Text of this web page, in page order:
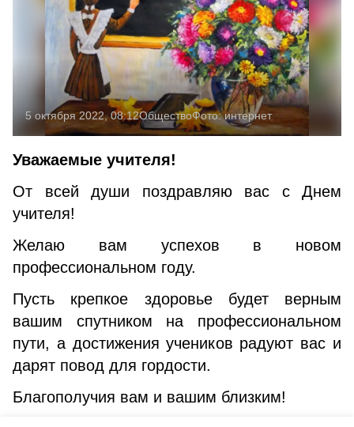
5 октября 2022, 08:12ОбществоФото:интернет
Уважаемые учителя!
От всей души поздравляю вас с Днем
учителя!
Желаю вам успехов в новом
профессиональном году.
Пусть крепкое здоровье будет верным
вашим спутником на профессиональном
пути, а достижения учеников радуют вас и
дарят повод для гордости.
Благополучия вам и вашим близким!